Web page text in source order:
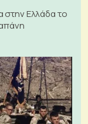
στην Ελλάδα το